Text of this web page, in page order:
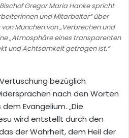
Gregor Maria Hanke spricht
und Mitarbeiter“ über
München von „Verbrechen und
„Atmosphäre eines transparenten
und Achtsamkeit getragen ist.“
bezüglich
nach den Worten
Evangelium. „Die
wird entstellt durch den
der Wahrheit, dem Heil der